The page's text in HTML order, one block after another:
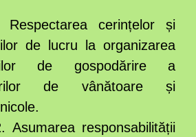
Respectarea cerințelor și
de lucru la organizarea
de gospodărire a
de vânătoare și
Asumarea responsabilității